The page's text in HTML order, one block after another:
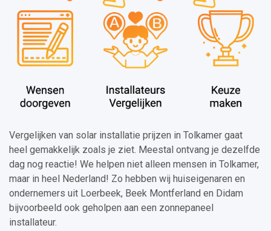
Vergelijken van solar installatie prijzen in Tolkamer gaat
heel gemakkelijk zoals je ziet. Meestal ontvang je dezelfde
dag nog reactie! We helpen niet alleen mensen in Tolkamer,
maar in heel Nederland! Zo hebben wij huiseigenaren en
ondernemers uit Loerbeek, Beek Montferland en Didam
bijvoorbeeld ook geholpen aan een zonnepaneel
installateur.